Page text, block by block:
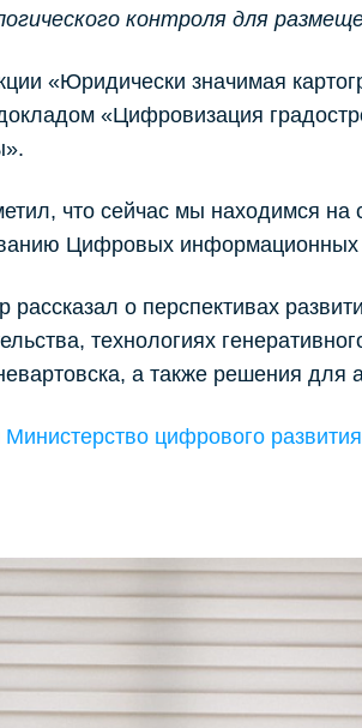
контроля для
«Юридически значимая
«Цифровизация
что сейчас мы находимся на
Цифровых информационных
рассказал о перспективах
технологиях
а также решения для
Министерство цифрового